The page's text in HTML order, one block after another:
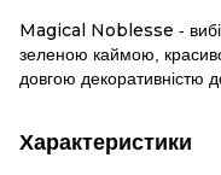
Magical Noblesse -
зеленою каймою,
довгою декоративністю
Характеристики